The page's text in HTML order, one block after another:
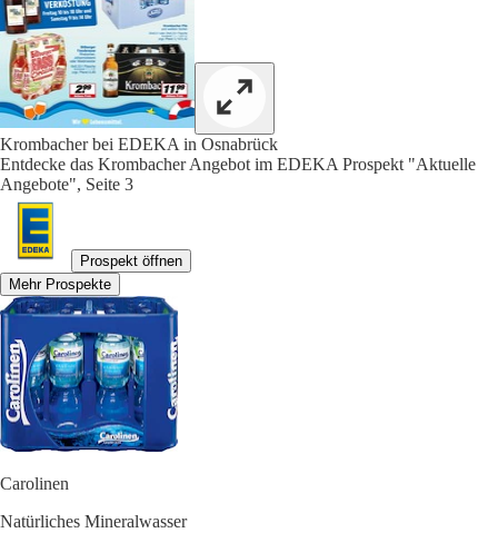
Krombacher bei EDEKA in Osnabrück
Entdecke das Krombacher Angebot im EDEKA Prospekt "Aktuelle
Angebote", Seite 3
Prospekt öffnen
Mehr Prospekte
Carolinen
Natürliches Mineralwasser